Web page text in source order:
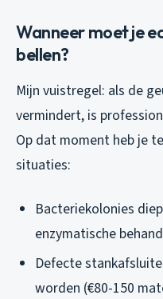
Wanneer moet je
bellen?
Mijn vuistregel: als de
vermindert, is
Op dat moment heb je
situaties:
Bacteriekolonies
enzymatische
Defecte
worden (€80-150